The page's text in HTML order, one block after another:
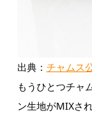
出典： チャムス
もうひとつチャ
ン生地がMIXさ